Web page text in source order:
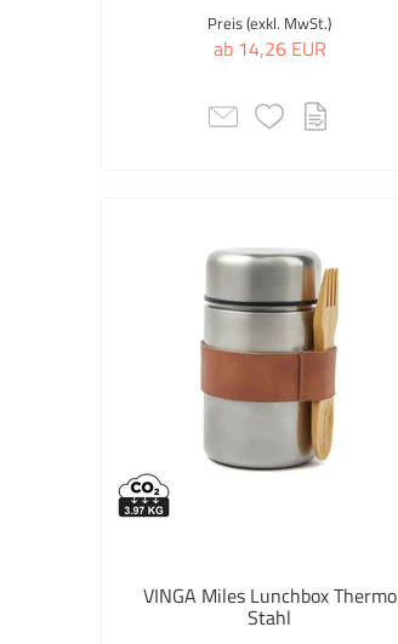
Preis (exkl. MwSt.)
ab 14,26 EUR
VINGA Miles Lunchbox Thermo
Stahl